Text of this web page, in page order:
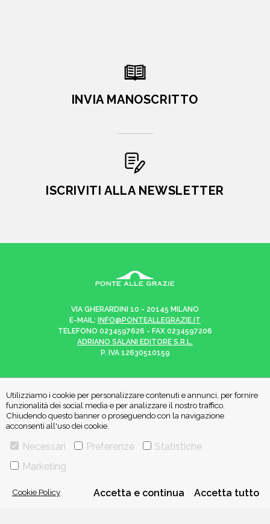
Utilizziamo i cookie per personalizzare contenuti e annunci, per fornire
funzionalità dei social media e per analizzare il nostro traffico.
Chiudendo questo banner o proseguendo con la navigazione
acconsenti all'uso dei cookie.
Necessari Preferenze
Statistiche
Marketing
Cookie Policy Accetta e continua Accetta tutto
INVIA MANOSCRITTO
ISCRIVITI ALLA NEWSLETTER
VIA GHERARDINI 10 - 20145 MILANO
E-MAIL:
INFO@PONTEALLEGRAZIE.IT
TELEFONO 0234597626 - FAX 0234597206
ADRIANO SALANI EDITORE S.R.L.
P. IVA 12630510159
CHI SIAMO CONTATTI
PRIVACY POLICY COOKIE POLICY